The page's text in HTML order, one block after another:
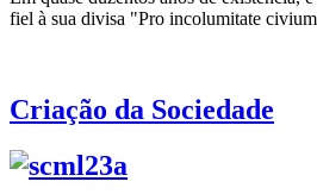
fiel à sua divisa "Pro incolumitate
Criação da Sociedade